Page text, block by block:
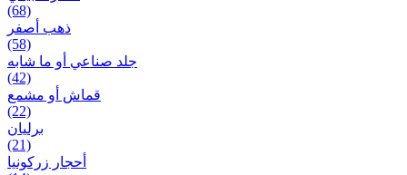
(68)
ذهب أصفر
(58)
جلد صناعي أو ما شابه
(42)
قماش أو مشمع
(22)
برلیان
(21)
أحجار زركونيا